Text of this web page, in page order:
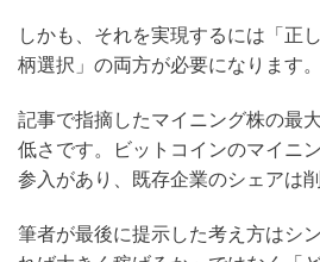
しかも、それを実現するには「正
柄選択」の両方が必要になります。
記事で指摘したマイニング株の最
低さです。ビットコインのマイニ
参入があり、既存企業のシェアは
筆者が最後に提示した考え方はシ